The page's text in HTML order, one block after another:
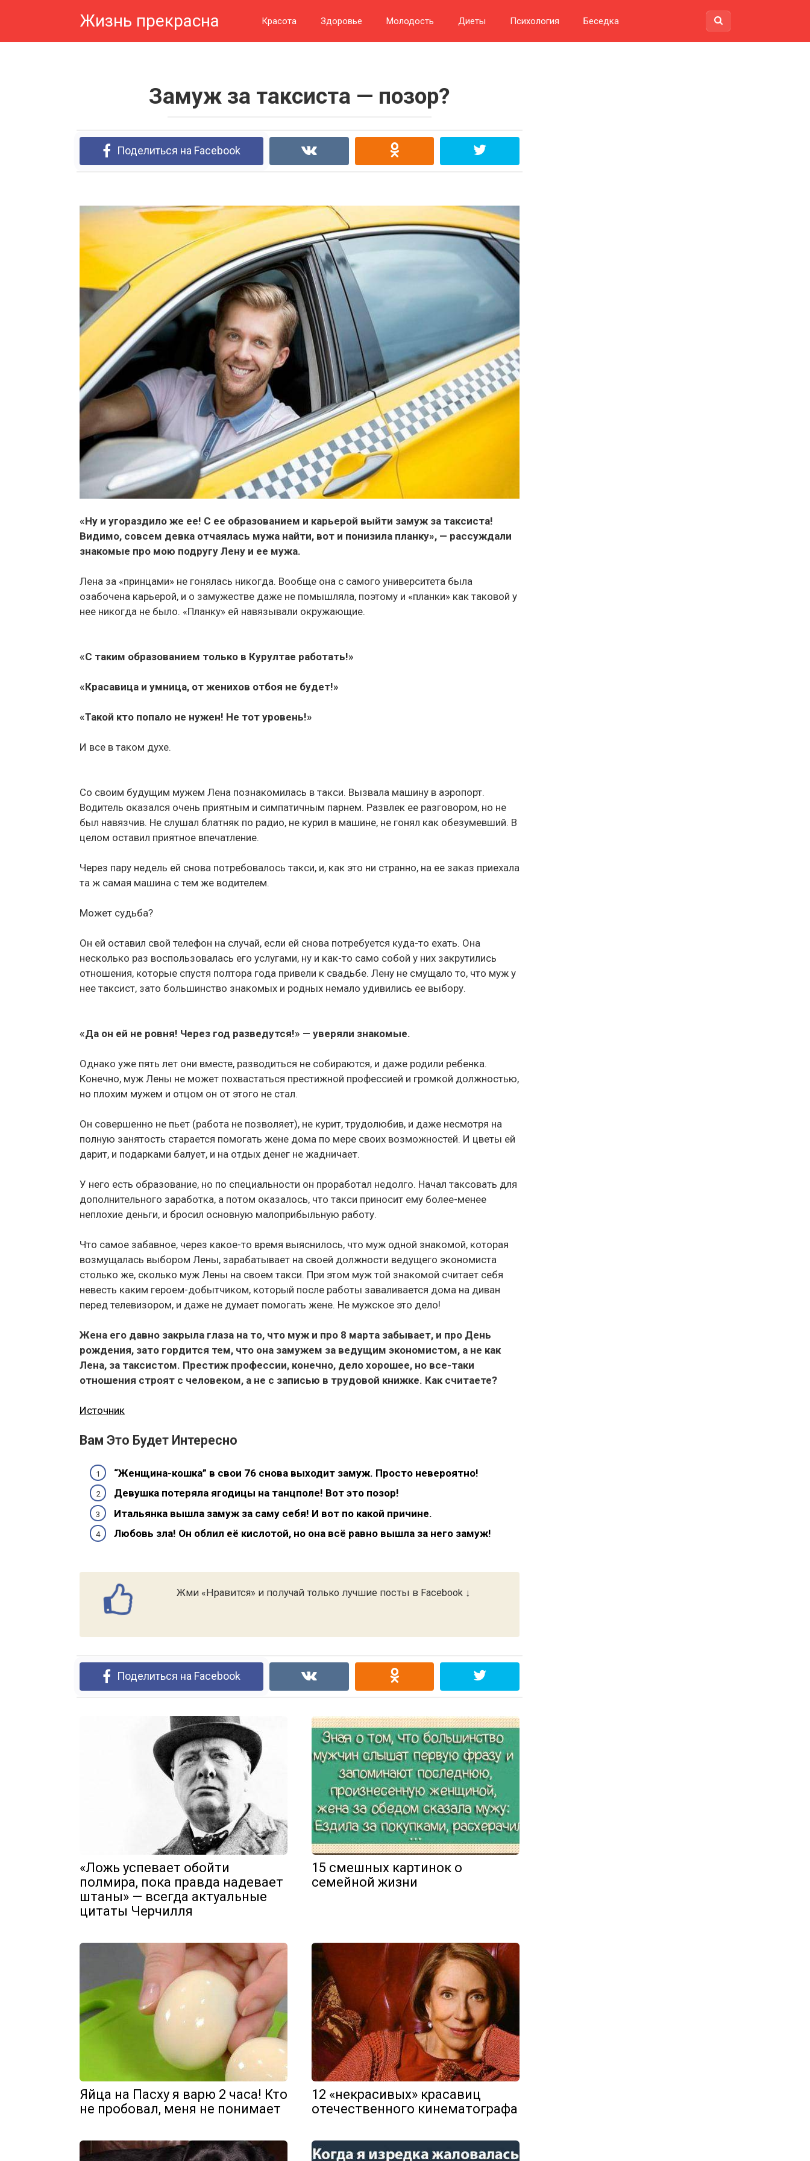
Жизнь прекрасна Красота Здоровье Молодость Диеты Психология Беседка
Замуж за таксиста — позор?
Поделиться на Facebook
«Ну и угораздило же ее! С ее образованием и карьерой выйти замуж за таксиста!
Видимо, совсем девка отчаялась мужа найти, вот и понизила планку», — рассуждали
знакомые про мою подругу Лену и ее мужа.
Лена за «принцами» не гонялась никогда. Вообще она с самого университета была
озабочена карьерой, и о замужестве даже не помышляла, поэтому и «планки» как таковой у
нее никогда не было. «Планку» ей навязывали окружающие.
«С таким образованием только в Курултае работать!»
«Красавица и умница, от женихов отбоя не будет!»
«Такой кто попало не нужен! Не тот уровень!»
И все в таком духе.
Со своим будущим мужем Лена познакомилась в такси. Вызвала машину в аэропорт.
Водитель оказался очень приятным и симпатичным парнем. Развлек ее разговором, но не
был навязчив. Не слушал блатняк по радио, не курил в машине, не гонял как обезумевший. В
целом оставил приятное впечатление.
Через пару недель ей снова потребовалось такси, и, как это ни странно, на ее заказ приехала
та ж самая машина с тем же водителем.
Может судьба?
Он ей оставил свой телефон на случай, если ей снова потребуется куда-то ехать. Она
несколько раз воспользовалась его услугами, ну и как-то само собой у них закрутились
отношения, которые спустя полтора года привели к свадьбе. Лену не смущало то, что муж у
нее таксист, зато большинство знакомых и родных немало удивились ее выбору.
«Да он ей не ровня! Через год разведутся!» — уверяли знакомые.
Однако уже пять лет они вместе, разводиться не собираются, и даже родили ребенка.
Конечно, муж Лены не может похвастаться престижной профессией и громкой должностью,
но плохим мужем и отцом он от этого не стал.
Он совершенно не пьет (работа не позволяет), не курит, трудолюбив, и даже несмотря на
полную занятость старается помогать жене дома по мере своих возможностей. И цветы ей
дарит, и подарками балует, и на отдых денег не жадничает.
У него есть образование, но по специальности он проработал недолго. Начал таксовать для
дополнительного заработка, а потом оказалось, что такси приносит ему более-менее
неплохие деньги, и бросил основную малоприбыльную работу.
Что самое забавное, через какое-то время выяснилось, что муж одной знакомой, которая
возмущалась выбором Лены, зарабатывает на своей должности ведущего экономиста
столько же, сколько муж Лены на своем такси. При этом муж той знакомой считает себя
невесть каким героем-добытчиком, который после работы заваливается дома на диван
перед телевизором, и даже не думает помогать жене. Не мужское это дело!
Жена его давно закрыла глаза на то, что муж и про 8 марта забывает, и про День
рождения, зато гордится тем, что она замужем за ведущим экономистом, а не как
Лена, за таксистом. Престиж профессии, конечно, дело хорошее, но все-таки
отношения строят с человеком, а не с записью в трудовой книжке. Как считаете?
Источник
Вам Это Будет Интересно
“Женщина-кошка” в свои 76 снова выходит замуж. Просто невероятно!
Девушка потеряла ягодицы на танцполе! Вот это позор!
Итальянка вышла замуж за саму себя! И вот по какой причине.
Любовь зла! Он облил её кислотой, но она всё равно вышла за него замуж!
Жми «Нравится» и получай только лучшие посты в Facebook ↓
Поделиться на Facebook
«Ложь успевает обойти
полмира, пока правда надевает
штаны» — всегда актуальные
цитаты Черчилля
15 смешных картинок о
семейной жизни
Яйца на Пасху я варю 2 часа! Кто
не пробовал, меня не понимает
12 «некрасивых» красавиц
отечественного кинематографа